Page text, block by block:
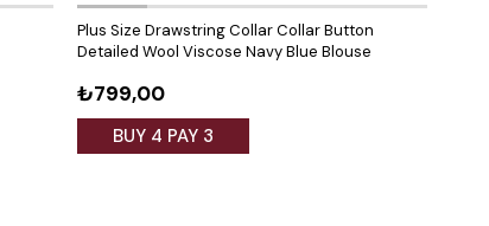
Plus Size Drawstring Collar Collar Button
Detailed Wool Viscose Navy Blue Blouse
₺799,00
BUY 4 PAY 3